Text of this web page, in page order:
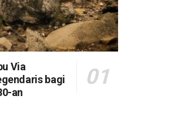
Via
bagi
an